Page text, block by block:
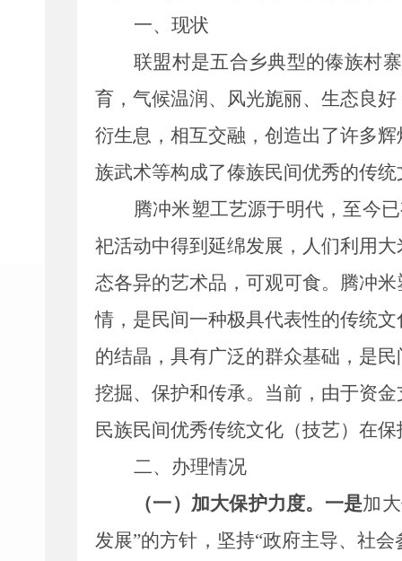
一、现状
联盟村是五合乡典型的傣族村
育，气候温润、风光旎丽、生态良
衍生息，相互交融，创造出了许多
族武术等构成了傣族民间优秀的传
腾冲米塑工艺源于明代，至今
祀活动中得到延绵发展，人们利用
态各异的艺术品，可观可食。 腾冲
情，是民间一种极具代表性的传统
的结晶，具有广泛的群众基础， 是民
挖掘、保护和传承。当前，由于资
民族民间优秀传统文化（技艺）在
二、办理情况
（一）加大保护力度。 一是加
发展”的方针，坚持“政府主导、社会